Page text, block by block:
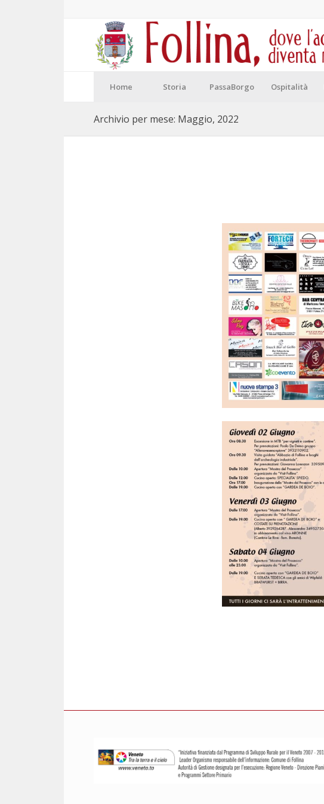
Home Storia PassaBorgo Ospitalità
Archivio per mese: Maggio, 2022